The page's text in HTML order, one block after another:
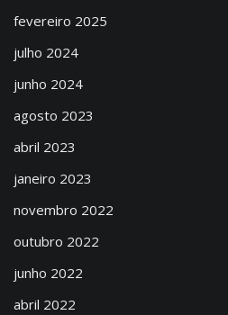
fevereiro 2025
julho 2024
junho 2024
agosto 2023
abril 2023
janeiro 2023
novembro 2022
outubro 2022
junho 2022
abril 2022